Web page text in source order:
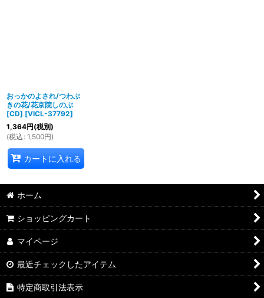
おっかのよされ/つわぶ
きの花/花京院しのぶ
[CD] [VICL-37792]
1,364円(税別)
(税込 : 1,500円)
カートに入れる
ホーム
ショッピングカート
マイページ
最近チェックしたアイテム
特定商取引法表示